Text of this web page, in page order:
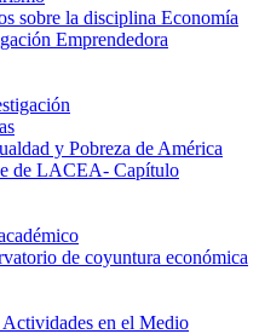
sobre la disciplina Economía
Emprendedora
y Pobreza de América
de LACEA- Capítulo
de coyuntura económica
en el Medio